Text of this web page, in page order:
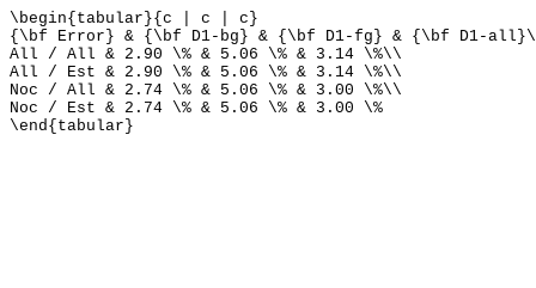
\begin{tabular}{c | c | c}
{\bf Error} & {\bf D1-bg} & {\bf D1-fg} & {\bf D1-
All / All & 2.90 \% & 5.06 \% & 3.14 \%\\
All / Est & 2.90 \% & 5.06 \% & 3.14 \%\\
Noc / All & 2.74 \% & 5.06 \% & 3.00 \%\\
Noc / Est & 2.74 \% & 5.06 \% & 3.00 \%
\end{tabular}